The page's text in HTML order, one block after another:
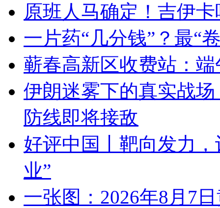
原班人马确定！吉伊
一片药“几分钱”？最“
蕲春高新区收费站：
伊朗迷雾下的真实战
防线即将接敌
好评中国丨靶向发力
业”
一张图：2026年8月7